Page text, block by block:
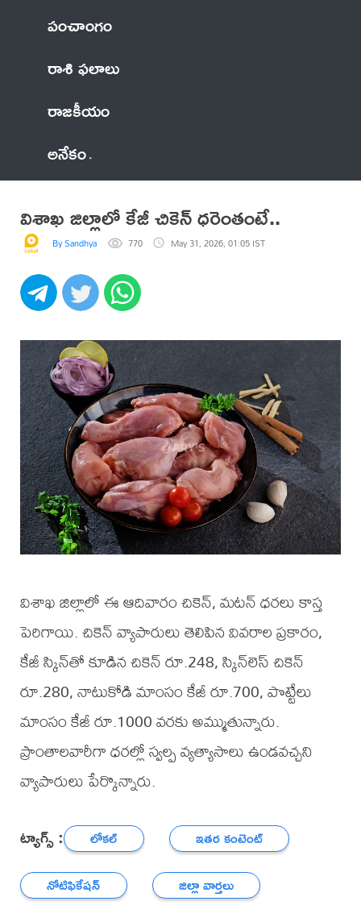
పంచాంగం
రాశి ఫలాలు
రాజకీయం
అనేకం
విశాఖ జిల్లాలో కేజీ చికెన్ ధరెంతంటే..
By Sandhya 770 May 31, 2026, 01:05 IST
విశాఖ జిల్లాలో ఈ ఆదివారం చికెన్, మటన్ ధరలు కాస్త
పెరిగాయి. చికెన్ వ్యాపారులు తెలిపిన వివరాల ప్రకారం,
కేజీ స్కిన్‌తో కూడిన చికెన్ రూ.248, స్కిన్‌లెస్ చికెన్
రూ.280, నాటుకోడి మాంసం కేజీ రూ.700, పొట్టేలు
మాంసం కేజీ రూ.1000 వరకు అమ్ముతున్నారు.
ప్రాంతాలవారీగా ధరల్లో స్వల్ప వ్యత్యాసాలు ఉండవచ్చని
వ్యాపారులు పేర్కొన్నారు.
ట్యాగ్స్ : లోకల్
ఇతర కంటెంట్
నోటిఫికేషన్
జిల్లా వార్తలు